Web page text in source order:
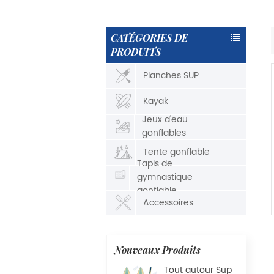
CATÉGORIES DE
PRODUITS
Planches SUP
Kayak
Jeux d'eau
gonflables
Tente gonflable
Tapis de
gymnastique
gonflable
Accessoires
Nouveaux Produits
Tout autour Sup